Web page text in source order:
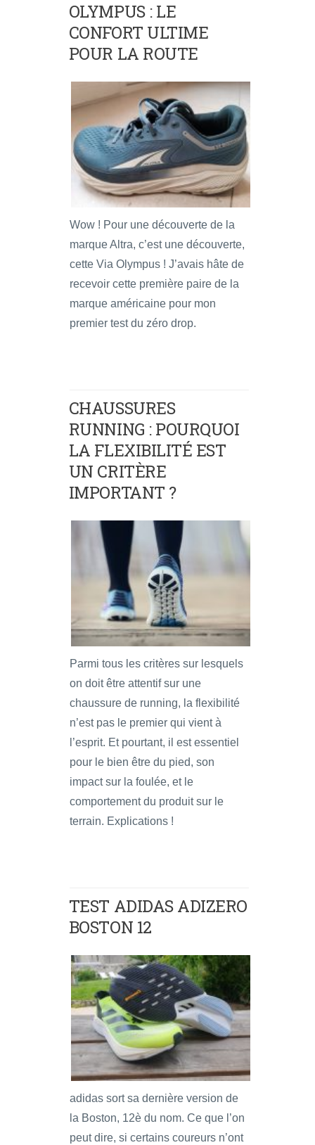
OLYMPUS : LE
CONFORT ULTIME
POUR LA ROUTE
Wow ! Pour une découverte de la
marque Altra, c’est une découverte,
cette Via Olympus ! J’avais hâte de
recevoir cette première paire de la
marque américaine pour mon
premier test du zéro drop.
CHAUSSURES
RUNNING : POURQUOI
LA FLEXIBILITÉ EST
UN CRITÈRE
IMPORTANT ?
Parmi tous les critères sur lesquels
on doit être attentif sur une
chaussure de running, la flexibilité
n’est pas le premier qui vient à
l’esprit. Et pourtant, il est essentiel
pour le bien être du pied, son
impact sur la foulée, et le
comportement du produit sur le
terrain. Explications !
TEST ADIDAS ADIZERO
BOSTON 12
adidas sort sa dernière version de
la Boston, 12è du nom. Ce que l’on
peut dire, si certains coureurs n’ont